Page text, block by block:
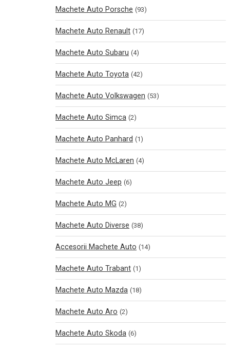
Machete Auto Porsche (93)
Machete Auto Renault (17)
Machete Auto Subaru (4)
Machete Auto Toyota (42)
Machete Auto Volkswagen (53)
Machete Auto Simca (2)
Machete Auto Panhard (1)
Machete Auto McLaren (4)
Machete Auto Jeep (6)
Machete Auto MG (2)
Machete Auto Diverse (38)
Accesorii Machete Auto (14)
Machete Auto Trabant (1)
Machete Auto Mazda (18)
Machete Auto Aro (2)
Machete Auto Skoda (6)